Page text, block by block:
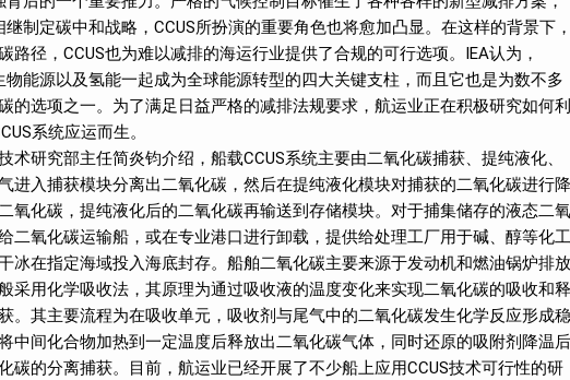
制定碳中和战略，CCUS所扮演的重要角色也将愈加凸显。在这样的背景下，
径，CCUS也为难以减排的海运行业提供了合规的可行选项。IEA认为，
能源以及氢能一起成为全球能源转型的四大关键支柱，而且它也是为数不多
的选项之一。为了满足日益严格的减排法规要求，航运业正在积极研究如何利
系统应运而生。
研究部主任简炎钧介绍，船载CCUS系统主要由二氧化碳捕获、提纯液化、
进入捕获模块分离出二氧化碳，然后在提纯液化模块对捕获的二氧化碳进行降
氧化碳，提纯液化后的二氧化碳再输送到存储模块。对于捕集储存的液态二氧
二氧化碳运输船，或在专业港口进行卸载，提供给处理工厂用于碱、醇等化工
冰在指定海域投入海底封存。船舶二氧化碳主要来源于发动机和燃油锅炉排放
采用化学吸收法，其原理为通过吸收液的温度变化来实现二氧化碳的吸收和释
。其主要流程为在吸收单元，吸收剂与尾气中的二氧化碳发生化学反应形成稳
中间化合物加热到一定温度后释放出二氧化碳气体，同时还原的吸附剂降温后
碳的分离捕获。目前，航运业已经开展了不少船上应用CCUS技术可行性的研